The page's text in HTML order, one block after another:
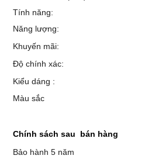
Tính năng:
Năng lượng:
Khuyến mãi:
Độ chính xác:
Kiểu dáng :
Màu sắc
Chính sách sau bán hàng
Bảo hành 5 năm